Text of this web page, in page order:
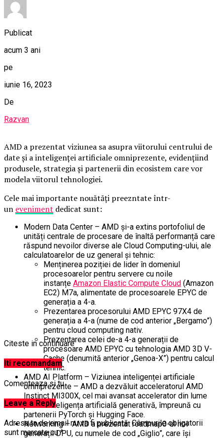
Publicat
acum 3 ani
pe
iunie 16, 2023
De
Razvan
AMD a prezentat viziunea sa asupra viitorului centrului de
date și a inteligenței artificiale omniprezente, evidențiind
produsele, strategia și partenerii din ecosistem care vor
modela viitorul tehnologiei.
Cele mai importante nouătăți preezntate într-
un eveniment dedicat sunt:
Modern Data Center – AMD și-a extins portofoliul de
unități centrale de procesare de înaltă performanță care
răspund nevoilor diverse ale Cloud Computing-ului, ale
calculatoarelor de uz general și tehnic:
Menținerea poziției de lider în domeniul
procesoarelor pentru servere cu noile
instanțe Amazon Elastic Compute Cloud (Amazon
EC2) M7a, alimentate de procesoarele EPYC de
generația a 4-a.
Prezentarea procesorului AMD EPYC 97X4 de
generația a 4-a (nume de cod anterior „Bergamo”)
pentru cloud computing nativ.
Prezentarea celei de-a 4-a generații de
procesoare AMD EPYC cu tehnologia AMD 3D V-
Cache (denumită anterior „Genoa-X”) pentru calcul
tehnic.
AMD AI Platform – Viziunea inteligenței artificiale
omniprezente – AMD a dezvăluit acceleratorul AMD
Instinct MI300X, cel mai avansat accelerator din lume
pentru inteligența artificială generativă, împreună cu
partenerii PyTorch și Hugging Face.
Networking – AMD a prezentat roadmap0-ul noi
generații DPU, cu numele de cod „Giglio”, care își
Citeste in continuare
Iti recomandam
Comenteaza si tu
Leave a Reply
Adresa ta de email nu va fi publicată. Câmpurile obligatorii
sunt marcate cu*